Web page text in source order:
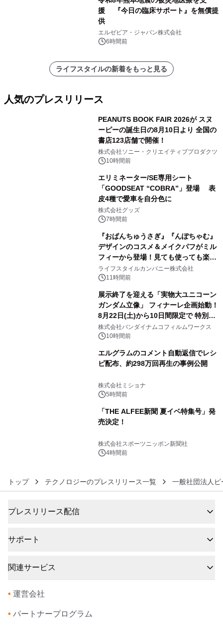
援 『今日の臨床サポート』を無償提
供
エルゼビア・ジャパン株式会社
6時間前
ライフスタイルの新着をもっと見る
人気のプレスリリース
PEANUTS BOOK FAIR 2026が スヌ
ーピーの誕生日の8月10日より 全国の
書店123店舗で開催！
株式会社ソニー・クリエイティブプロダクツ
10時間前
エリミネーター/SE専用シート
「GOODSEAT “COBRA”」登場 表
皮4種で愛車を自分色に
株式会社グッズ
7時間前
『おぱんちゅうさぎ』『んぽちゃむ』
デザインのコスメ＆メイクパフがミル
フィーから登場！見ても使っても楽し
い、ポップでキュートなコレクショ
ン。
ライフスタイルカンパニー株式会社
11時間前
展示終了を迎える「実物大ユニコーン
ガンダム立像」 フィナーレ企画始動！
8月22日(土)から10日間限定で 特別映
像『UNICORN GUNDAM Statue ―
BEYOND POSSIBILITY ―』を上映！
株式会社バンダイナムコフィルムワークス
10時間前
エルグラムのコメント自動返信でレシ
ピ配布、約298万回再生の事例公開
株式会社ミショナ
5時間前
「THE ALFEE新聞 夏イベ特集号」発
売決定！
株式会社スポーツニッポン新聞社
4時間前
トップ テクノロジーのプレスリリース一覧 一般社団法人ピ
プレスリリース配信
サポート
関連サービス
• 運営会社
• パートナープログラム